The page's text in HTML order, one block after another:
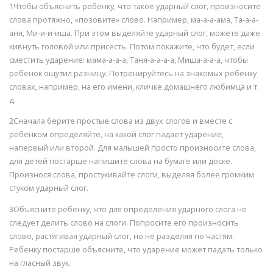
1Чтобы объяснить ребенку, что такое ударный слог, произносите
слова протяжно, «позовите» слово. Например, ма-а-а-ама, Та-а-а-
аня, Ми-и-и-иша. При этом выделяйте ударный слог, можете даже
кивнуть головой или присесть. Потом покажите, что будет, если
сместить ударение: мама-а-а-а, Таня-а-а-а-а, Миша-а-а-а, чтобы
ребенок ощутил разницу. Потренируйтесь на знакомых ребенку
словах, например, на его имени, кличке домашнего любимца и т.
д.
2Сначала берите простые слова из двух слогов и вместе с
ребенком определяйте, на какой слог падает ударение,
напервый или второй. Для малышей просто произносите слова,
для детей постарше напишите слова на бумаге или доске.
Произнося слова, простукивайте слоги, выделяя более громким
стуком ударный слог.
3Объясните ребенку, что для определения ударного слога не
следует делить слово на слоги. Попросите его произносить
слово, растягивая ударный слог, но не разделяя по частям.
Ребенку постарше объясните, что ударение может падать только
на гласный звук.